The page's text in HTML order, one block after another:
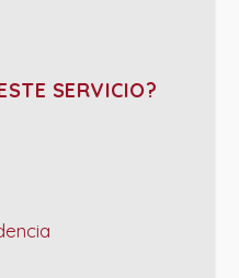
SERVICIO?